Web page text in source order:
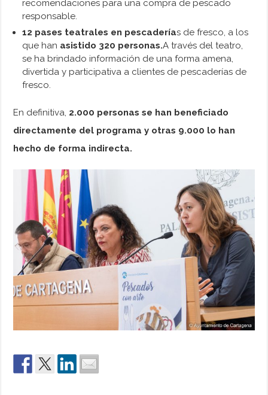
recomendaciones para una compra de pescado
responsable.
12 pases teatrales en pescaderías de fresco, a los
que han asistido 320 personas.A través del teatro,
se ha brindado información de una forma amena,
divertida y participativa a clientes de pescaderías de
fresco.
En definitiva, 2.000 personas se han beneficiado
directamente del programa y otras 9.000 lo han
hecho de forma indirecta.